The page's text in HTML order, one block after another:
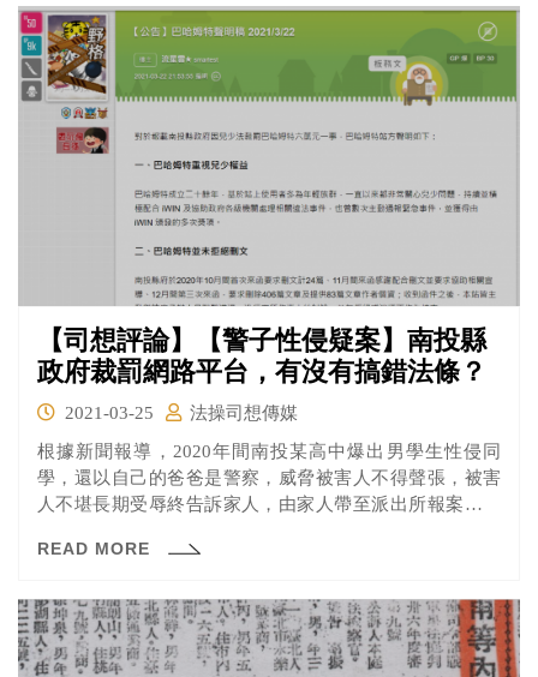
砲轟，造指控的男大生也提告「妨害名譽」。在馬路上被
別人拍照，肖像權或隱私權就會受到侵害嗎？如果覺得被
拍照很不舒服可以算性騷擾嗎？
【司想評論】【警子性侵疑案】南投縣
政府裁罰網路平台，有沒有搞錯法條？
2021-03-25
法操司想傳媒
根據新聞報導，2020年間南投某高中爆出男學生性侵同
學，還以自己的爸爸是警察，威脅被害人不得聲張，被害
人不堪長期受辱終告訴家人，由家人帶至派出所報案。後
害人與其父，南投縣草屯分局在官方臉書粉絲團發文表示
人的質疑；另外南投縣政府則多次行文要求巴哈姆特論
壇、Dcard、PTT等平台刪除揭露未成年加害人相關個資的
文章，雖然該些平台已刪除部分文章，但南投縣政府認為
READ MORE